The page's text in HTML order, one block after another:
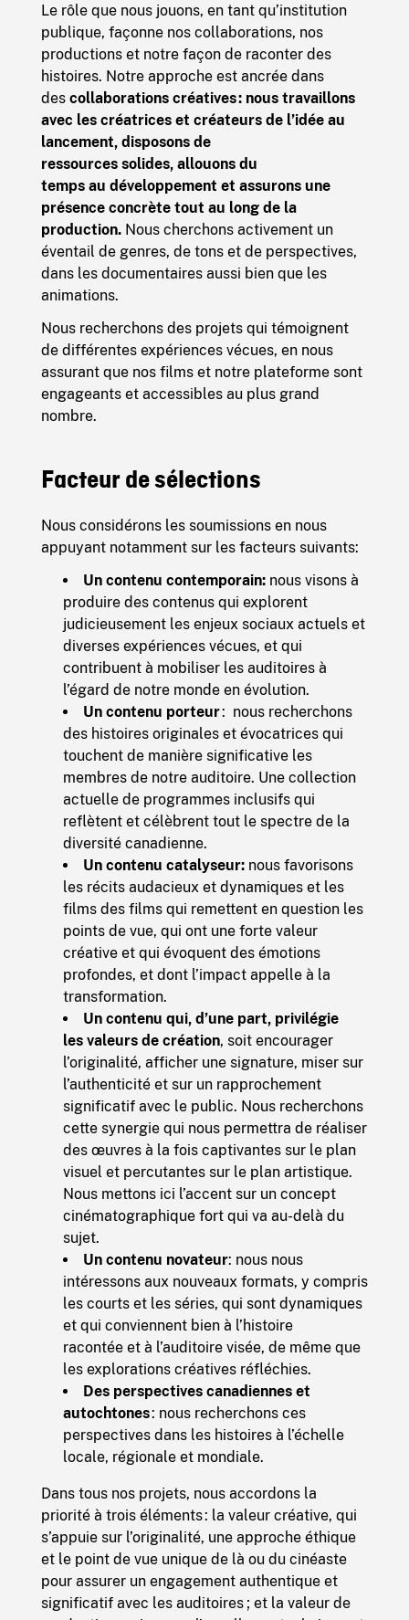
Le rôle que nous jouons, en tant qu’institution
publique, façonne nos collaborations, nos
productions et notre façon de raconter des
histoires. Notre approche est ancrée dans
des collaborations créatives : nous travaillons
avec les créatrices et créateurs de l’idée au
lancement, disposons de
ressources solides, allouons du
temps au développement et assurons une
présence concrète tout au long de la
production. Nous cherchons activement un
éventail de genres, de tons et de perspectives,
dans les documentaires aussi bien que les
animations.
Nous recherchons des projets qui témoignent
de différentes expériences vécues, en nous
assurant que nos films et notre plateforme sont
engageants et accessibles au plus grand
nombre.
Facteur de sélections
Nous considérons les soumissions en nous
appuyant notamment sur les facteurs suivants:
Un contenu contemporain: nous visons à
produire des contenus qui explorent
judicieusement les enjeux sociaux actuels et
diverses expériences vécues, et qui
contribuent à mobiliser les auditoires à
l’égard de notre monde en évolution.
Un contenu porteur: nous recherchons
des histoires originales et évocatrices qui
touchent de manière significative les
membres de notre auditoire. Une collection
actuelle de programmes inclusifs qui
reflètent et célèbrent tout le spectre de la
diversité canadienne.
Un contenu catalyseur:nous favorisons
les récits audacieux et dynamiques et les
films des films qui remettent en question les
points de vue, qui ont une forte valeur
créative et qui évoquent des émotions
profondes, et dont l’impact appelle à la
transformation.
Un contenu qui, d’une part, privilégie
les valeurs de création, soit encourager
l’originalité, afficher une signature, miser sur
l’authenticité et sur un rapprochement
significatif avec le public. Nous recherchons
cette synergie qui nous permettra de réaliser
des œuvres à la fois captivantes sur le plan
visuel et percutantes sur le plan artistique.
Nous mettons ici l’accent sur un concept
cinématographique fort qui va au-delà du
sujet.
Un contenu novateur: nous nous
intéressons aux nouveaux formats, y compris
les courts et les séries, qui sont dynamiques
et qui conviennent bien à l’histoire
racontée et à l’auditoire visée, de même que
les explorations créatives réfléchies.
Des perspectives canadiennes et
autochtones: nous recherchons ces
perspectives dans les histoires à l’échelle
locale, régionale et mondiale.
Dans tous nos projets, nous accordons la
priorité à trois éléments : la valeur créative, qui
s’appuie sur l’originalité, une approche éthique
et le point de vue unique de là ou du cinéaste
pour assurer un engagement authentique et
significatif avec les auditoires ; et la valeur de